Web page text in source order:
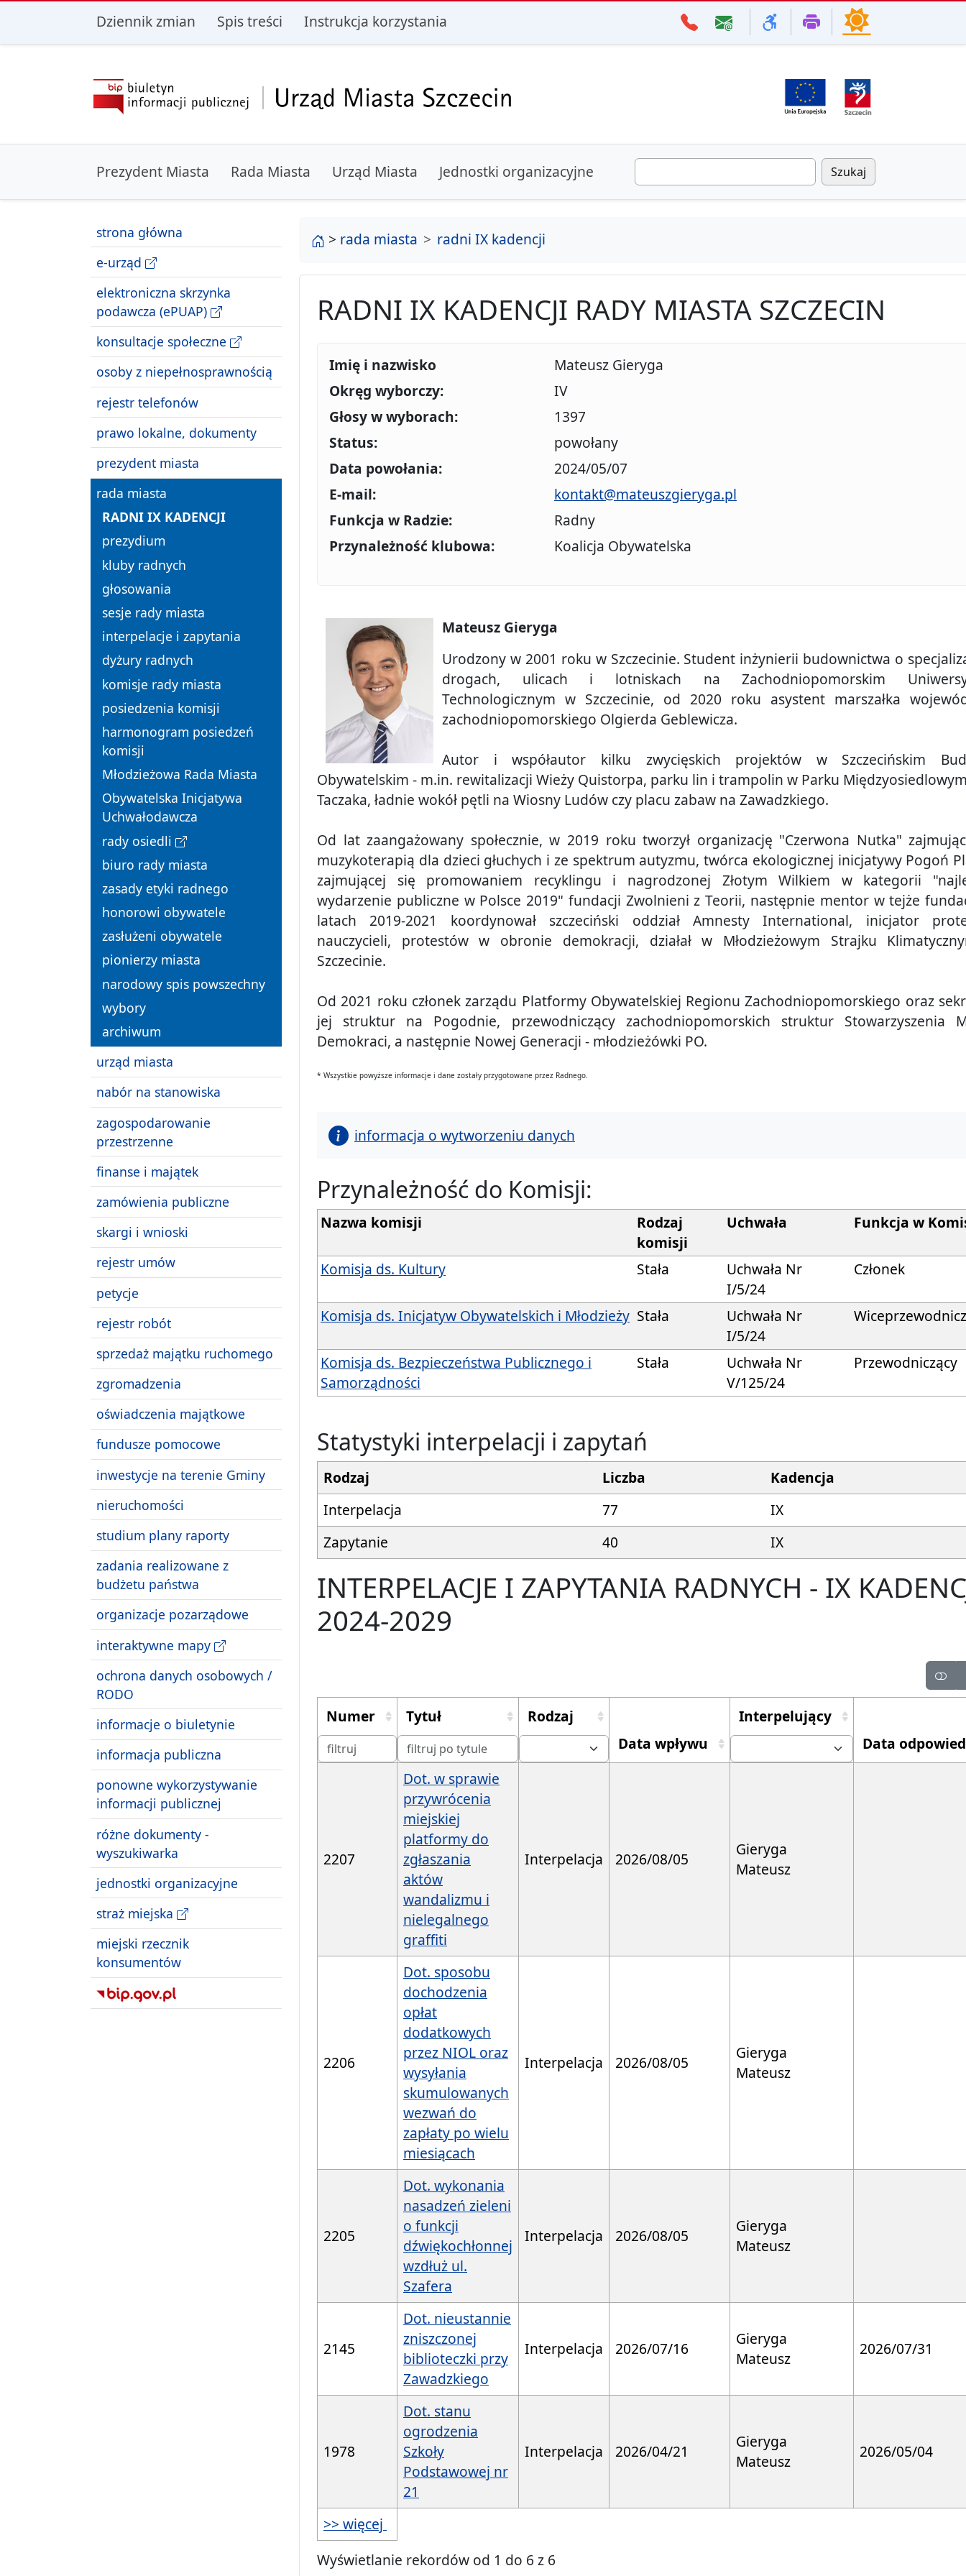
przejdź do głównego menu przejdź do treści
Dziennik zmian Spis treści Instrukcja korzystania
Prezydent Miasta Rada Miasta Urząd Miasta Jednostki organizacyjne Szukaj
strona główna
e-urząd
elektroniczna skrzynka
podawcza (ePUAP)
konsultacje społeczne
osoby z niepełnosprawnością
rejestr telefonów
prawo lokalne, dokumenty
prezydent miasta
rada miasta
RADNI IX KADENCJI
prezydium
kluby radnych
głosowania
sesje rady miasta
interpelacje i zapytania
dyżury radnych
komisje rady miasta
posiedzenia komisji
harmonogram posiedzeń
komisji
Młodzieżowa Rada Miasta
Obywatelska Inicjatywa
Uchwałodawcza
rady osiedli
biuro rady miasta
zasady etyki radnego
honorowi obywatele
zasłużeni obywatele
pionierzy miasta
narodowy spis powszechny
wybory
archiwum
urząd miasta
nabór na stanowiska
zagospodarowanie
przestrzenne
finanse i majątek
zamówienia publiczne
skargi i wnioski
rejestr umów
petycje
rejestr robót
sprzedaż majątku ruchomego
zgromadzenia
oświadczenia majątkowe
fundusze pomocowe
inwestycje na terenie Gminy
nieruchomości
studium plany raporty
zadania realizowane z
budżetu państwa
organizacje pozarządowe
interaktywne mapy
ochrona danych osobowych /
RODO
informacje o biuletynie
informacja publiczna
ponowne wykorzystywanie
informacji publicznej
różne dokumenty -
wyszukiwarka
jednostki organizacyjne
straż miejska
miejski rzecznik
konsumentów
strona główna
> rada miasta radni IX kadencji
RADNI IX KADENCJI RADY MIASTA SZCZECIN
Imię i nazwisko
Mateusz Gieryga
Okręg wyborczy:
IV
Głosy w wyborach:
1397
Status:
powołany
Data powołania:
2024/05/07
E-mail:
kontakt@mateuszgieryga.pl
Funkcja w Radzie:
Radny
Przynależność klubowa:
Koalicja Obywatelska
Mateusz Gieryga
Urodzony w 2001 roku w Szczecinie. Student inżynierii budownictwa o
drogach, ulicach i lotniskach na Zachodniopomorskim
Technologicznym w Szczecinie, od 2020 roku asystent marszałka
zachodniopomorskiego Olgierda Geblewicza.
Autor i współautor kilku zwycięskich projektów w Szczecińskim
Obywatelskim - m.in. rewitalizacji Wieży Quistorpa, parku lin i trampolin w Parku
Taczaka, ładnie wokół pętli na Wiosny Ludów czy placu zabaw na Zawadzkiego.
Od lat zaangażowany społecznie, w 2019 roku tworzył organizację "Czerwona Nutka"
muzykoterapią dla dzieci głuchych i ze spektrum autyzmu, twórca ekologicznej inicjatywy Pogoń
zajmującej się promowaniem recyklingu i nagrodzonej Złotym Wilkiem w kategorii
wydarzenie publiczne w Polsce 2019" fundacji Zwolnieni z Teorii, następnie mentor w tejże
latach 2019-2021 koordynował szczeciński oddział Amnesty International, inicjator
nauczycieli, protestów w obronie demokracji, działał w Młodzieżowym Strajku
Szczecinie.
Od 2021 roku członek zarządu Platformy Obywatelskiej Regionu Zachodniopomorskiego oraz
jej struktur na Pogodnie, przewodniczący zachodniopomorskich struktur Stowarzyszenia
Demokraci, a następnie Nowej Generacji - młodzieżówki PO.
* Wszystkie powyższe informacje i dane zostały przygotowane przez Radnego.
informacja o wytworzeniu danych
Przynależność do Komisji:
Nazwa komisji
Rodzaj
komisji
Uchwała Funkcja w
Komisja ds. Kultury Stała
Uchwała Nr
I/5/24
Członek
Komisja ds. Inicjatyw Obywatelskich i Młodzieży Stała
Uchwała Nr
I/5/24
Komisja ds. Bezpieczeństwa Publicznego i
Samorządności
Stała
Uchwała Nr
V/125/24
Przewodniczący
Statystyki interpelacji i zapytań
Rodzaj Liczba
Kadencja
Interpelacja
77
IX
Zapytanie
40 IX
INTERPELACJE I ZAPYTANIA RADNYCH - IX
2024-2029
Numer Tytuł
Rodzaj
Data wpływu
Interpelujący
Data
2207
Dot. w sprawie
przywrócenia
miejskiej
platformy do
zgłaszania
aktów
wandalizmu i
nielegalnego
graffiti
Interpelacja 2026/08/05
Gieryga
Mateusz
2206
Dot. sposobu
dochodzenia
opłat
dodatkowych
przez NIOL oraz
wysyłania
skumulowanych
wezwań do
zapłaty po wielu
miesiącach
Interpelacja 2026/08/05
Gieryga
Mateusz
2205
Dot. wykonania
nasadzeń zieleni
o funkcji
dźwiękochłonnej
wzdłuż ul.
Szafera
Interpelacja 2026/08/05
Gieryga
Mateusz
2145
Dot. nieustannie
zniszczonej
biblioteczki przy
Zawadzkiego
Interpelacja 2026/07/16
Gieryga
Mateusz
2026/07/31
1978
Dot. stanu
ogrodzenia
Szkoły
Podstawowej nr
21
Interpelacja 2026/04/21
Gieryga
Mateusz
2026/05/04
>> więcej
Wyświetlanie rekordów od 1 do 6 z 6